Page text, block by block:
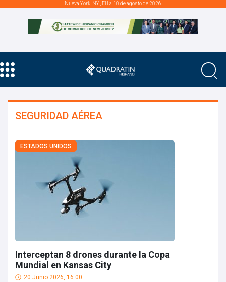
Nueva York, NY., EU a 10 de agosto de 2026
SEGURIDAD AÉREA
ESTADOS UNIDOS
Interceptan 8 drones durante la Copa
Mundial en Kansas City
20 Junio 2026, 16:00